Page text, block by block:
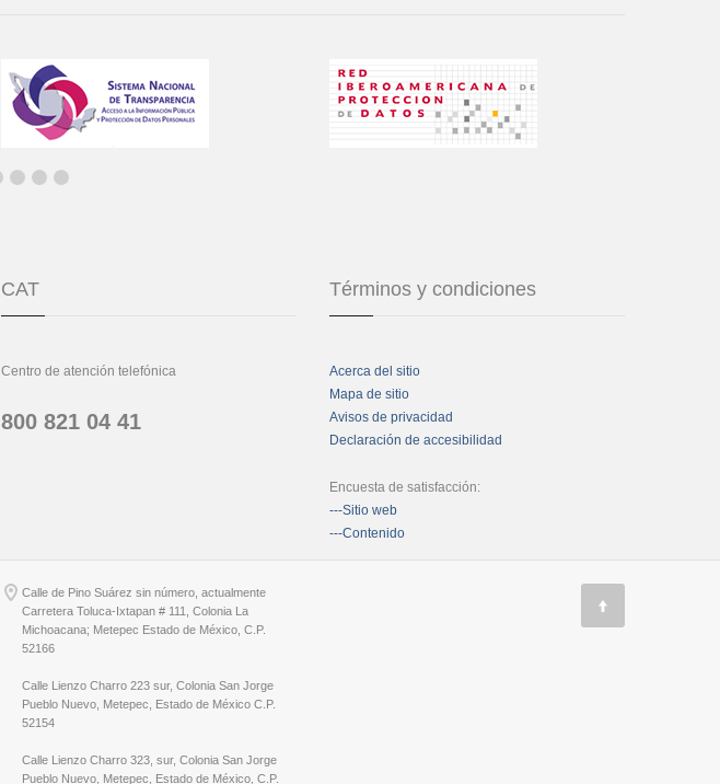
CAT
Centro de atención telefónica
800 821 04 41
Términos y condiciones
Acerca del sitio
Mapa de sitio
Avisos de privacidad
Declaración de accesibilidad
Encuesta de satisfacción:
---Sitio web
---Contenido
Calle de Pino Suárez sin número, actualmente
Carretera Toluca-Ixtapan # 111, Colonia La
Michoacana; Metepec Estado de México, C.P.
52166
Calle Lienzo Charro 223 sur, Colonia San Jorge
Pueblo Nuevo, Metepec, Estado de México C.P.
52154
Calle Lienzo Charro 323, sur, Colonia San Jorge
Pueblo Nuevo, Metepec, Estado de México, C.P.